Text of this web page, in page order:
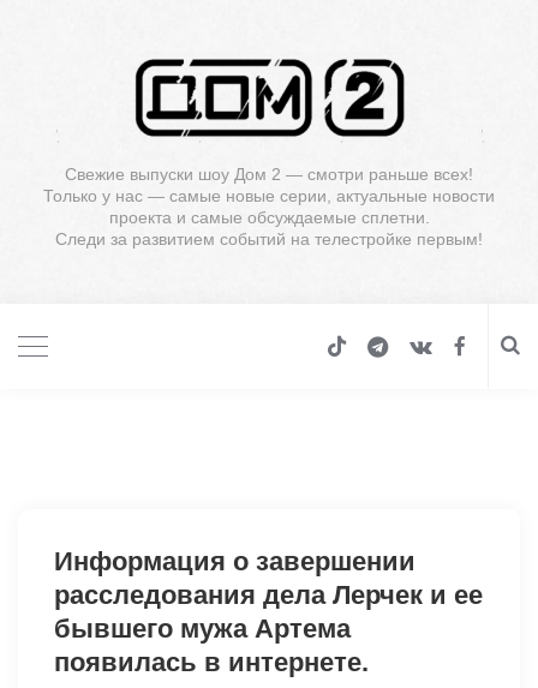
Свежие выпуски шоу Дом 2 — смотри раньше всех!
Только у нас — самые новые серии, актуальные новости
проекта и самые обсуждаемые сплетни.
Следи за развитием событий на телестройке первым!
Информация о завершении
расследования дела Лерчек и ее
бывшего мужа Артема
появилась в интернете.